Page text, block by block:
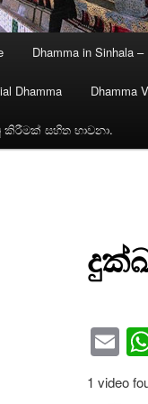
Dhamma in Sinhala –
Dhamma Dhamma
සහිත භාවනා.
1 video